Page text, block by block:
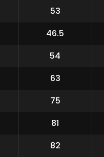
53
46.5
54
63
75
81
82